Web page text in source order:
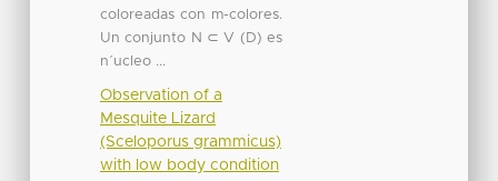
coloreadas con m-colores.
Un conjunto N ⊂ V (D) es
n´ucleo ...
Observation of a
Mesquite Lizard
(Sceloporus grammicus)
with low body condition